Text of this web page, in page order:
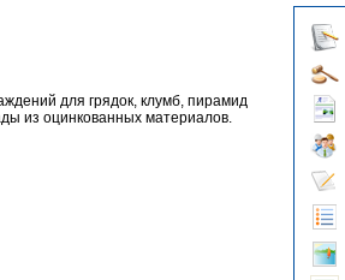
для грядок, клумб, пирамид
из оцинкованных материалов.